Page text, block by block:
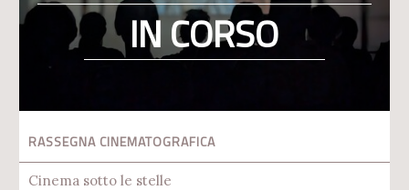
IN CORSO
RASSEGNA CINEMATOGRAFICA
Cinema sotto le stelle